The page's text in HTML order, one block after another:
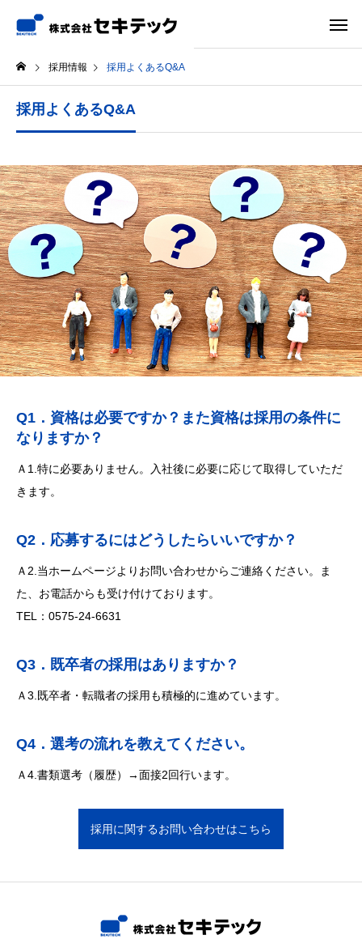
採用情報 採用よくあるQ&A
採用よくあるQ&A
Q1．資格は必要ですか？また資格は採用の条件に
なりますか？
Ａ1.特に必要ありません。入社後に必要に応じて取得していただ
きます。
Q2．応募するにはどうしたらいいですか？
Ａ2.当ホームページより お問い合わせからご連絡ください。ま
た、お電話からも受け付けております。
TEL： 0575-24-6631
Q3．既卒者の採用はありますか？
Ａ3.既卒者・転職者の採用も積極的に進めています。
Q4．選考の流れを教えてください。
Ａ4.書類選考（履歴）→面接2回行います。
採用に関するお問い合わせはこちら